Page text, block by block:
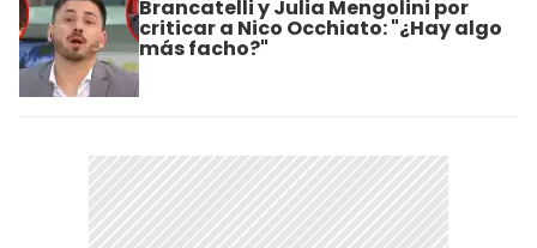
Brancatelli y Julia Mengolini por
criticar a Nico Occhiato: "¿Hay algo
más facho?"